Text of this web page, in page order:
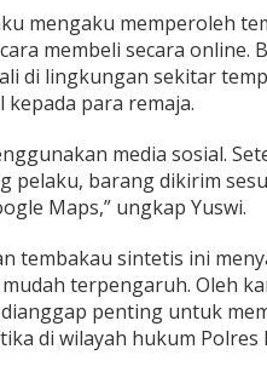
mengaku memperoleh
membeli secara online.
di lingkungan sekitar
kepada para remaja.
media sosial.
pelaku, barang dikirim
Maps,” ungkap Yuswi.
tembakau sintetis ini
terpengaruh. Oleh
penting untuk
di wilayah hukum Polres